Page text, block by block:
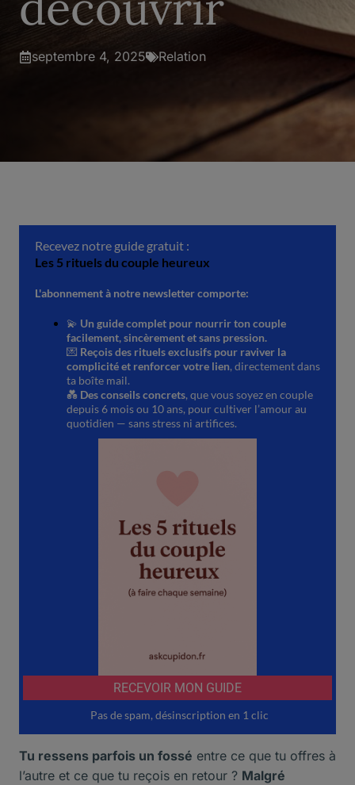
septembre 4, 2025 Relation
Tu ressens parfois un fossé entre ce que tu offres à
l’autre et ce que tu reçois en retour ? Malgré